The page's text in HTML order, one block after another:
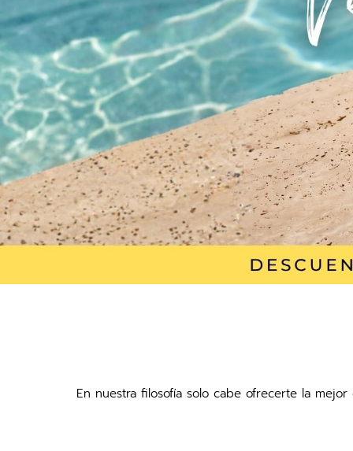
En nuestra filosofía solo cabe ofrecerte la